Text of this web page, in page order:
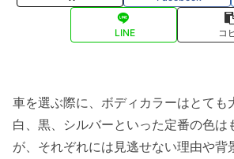
LINE コ
車を選ぶ際に、ボディカラーはとても
白、黒、シルバーといった定番の色は
が、それぞれには見逃せない理由や背